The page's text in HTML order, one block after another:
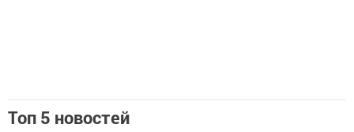
Топ 5 новостей